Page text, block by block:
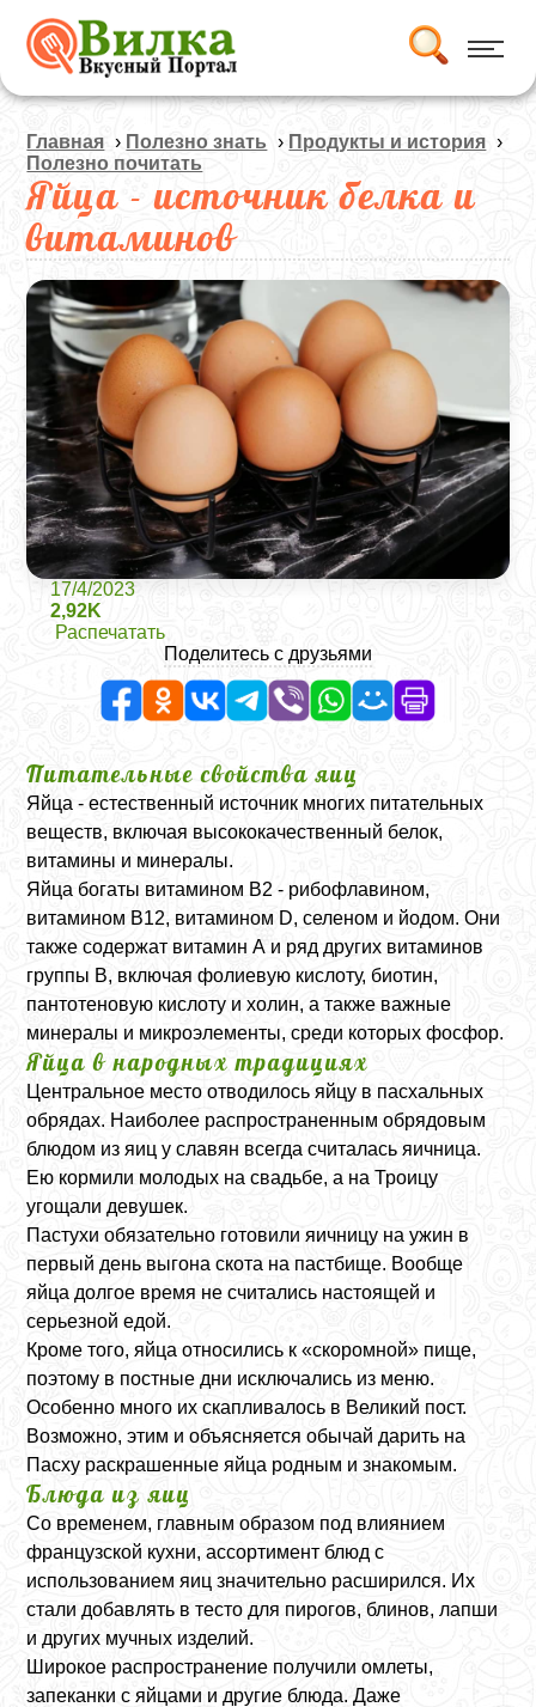
Главная › Полезно знать › Продукты и история ›
Полезно почитать
Яйца - источник белка и
витаминов
17/4/2023
2,92K
Распечатать
Поделитесь с друзьями
Питательные свойства яиц
Яйца - естественный источник многих питательных
веществ, включая высококачественный белок,
витамины и минералы.
Яйца богаты витамином B2 - рибофлавином,
витамином B12, витамином D, селеном и йодом. Они
также содержат витамин А и ряд других витаминов
группы B, включая фолиевую кислоту, биотин,
пантотеновую кислоту и холин, а также важные
минералы и микроэлементы, среди которых фосфор.
Яйца в народных традициях
Центральное место отводилось яйцу в пасхальных
обрядах. Наиболее распространенным обрядовым
блюдом из яиц у славян всегда считалась яичница.
Ею кормили молодых на свадьбе, а на Троицу
угощали девушек.
Пастухи обязательно готовили яичницу на ужин в
первый день выгона скота на пастбище. Вообще
яйца долгое время не считались настоящей и
серьезной едой.
Кроме того, яйца относились к «скоромной» пище,
поэтому в постные дни исключались из меню.
Особенно много их скапливалось в Великий пост.
Возможно, этим и объясняется обычай дарить на
Пасху раскрашенные яйца родным и знакомым.
Блюда из яиц
Со временем, главным образом под влиянием
французской кухни, ассортимент блюд с
использованием яиц значительно расширился. Их
стали добавлять в тесто для пирогов, блинов, лапши
и других мучных изделий.
Широкое распространение получили омлеты,
запеканки с яйцами и другие блюда. Даже